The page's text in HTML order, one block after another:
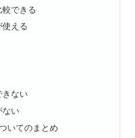
できる
える
きない
ない
いてのまとめ